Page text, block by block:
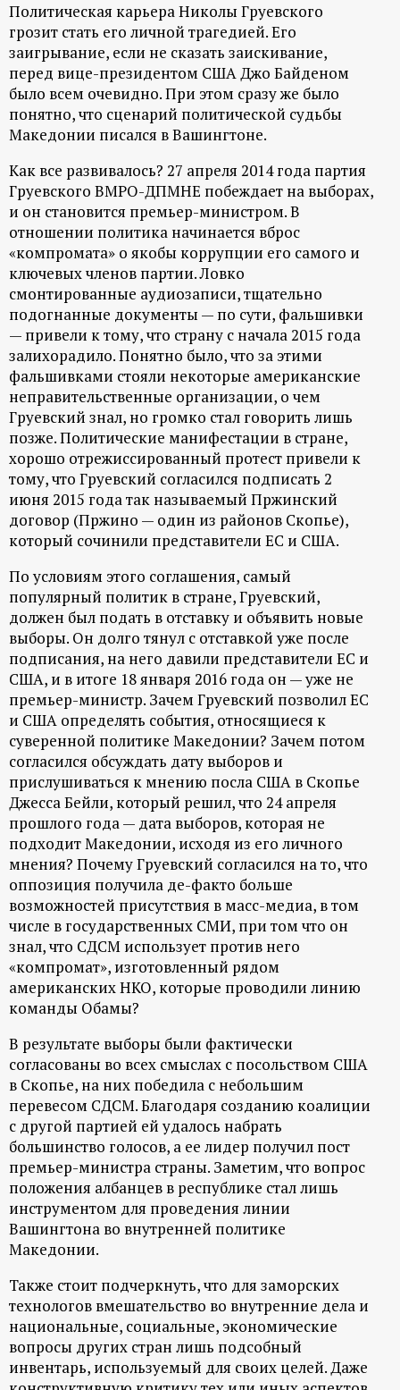
Политическая карьера Николы Груевского
грозит стать его личной трагедией. Его
заигрывание, если не сказать заискивание,
перед вице-президентом США Джо Байденом
было всем очевидно. При этом сразу же было
понятно, что сценарий политической судьбы
Македонии писался в Вашингтоне.
Как все развивалось? 27 апреля 2014 года партия
Груевского ВМРО-ДПМНЕ побеждает на выборах,
и он становится премьер-министром. В
отношении политика начинается вброс
«компромата» о якобы коррупции его самого и
ключевых членов партии. Ловко
смонтированные аудиозаписи, тщательно
подогнанные документы — по сути, фальшивки
— привели к тому, что страну с начала 2015 года
залихорадило. Понятно было, что за этими
фальшивками стояли некоторые американские
неправительственные организации, о чем
Груевский знал, но громко стал говорить лишь
позже. Политические манифестации в стране,
хорошо отрежиссированный протест привели к
тому, что Груевский согласился подписать 2
июня 2015 года так называемый Пржинский
договор (Пржино — один из районов Скопье),
который сочинили представители ЕС и США.
По условиям этого соглашения, самый
популярный политик в стране, Груевский,
должен был подать в отставку и объявить новые
выборы. Он долго тянул с отставкой уже после
подписания, на него давили представители ЕС и
США, и в итоге 18 января 2016 года он — уже не
премьер-министр. Зачем Груевский позволил ЕС
и США определять события, относящиеся к
суверенной политике Македонии? Зачем потом
согласился обсуждать дату выборов и
прислушиваться к мнению посла США в Скопье
Джесса Бейли, который решил, что 24 апреля
прошлого года — дата выборов, которая не
подходит Македонии, исходя из его личного
мнения? Почему Груевский согласился на то, что
оппозиция получила де-факто больше
возможностей присутствия в масс-медиа, в том
числе в государственных СМИ, при том что он
знал, что СДСМ использует против него
«компромат», изготовленный рядом
американских НКО, которые проводили линию
команды Обамы?
В результате выборы были фактически
согласованы во всех смыслах с посольством США
в Скопье, на них победила с небольшим
перевесом СДСМ. Благодаря созданию коалиции
с другой партией ей удалось набрать
большинство голосов, а ее лидер получил пост
премьер-министра страны. Заметим, что вопрос
положения албанцев в республике стал лишь
инструментом для проведения линии
Вашингтона во внутренней политике
Македонии.
Также стоит подчеркнуть, что для заморских
технологов вмешательство во внутренние дела и
национальные, социальные, экономические
вопросы других стран лишь подсобный
инвентарь, используемый для своих целей. Даже